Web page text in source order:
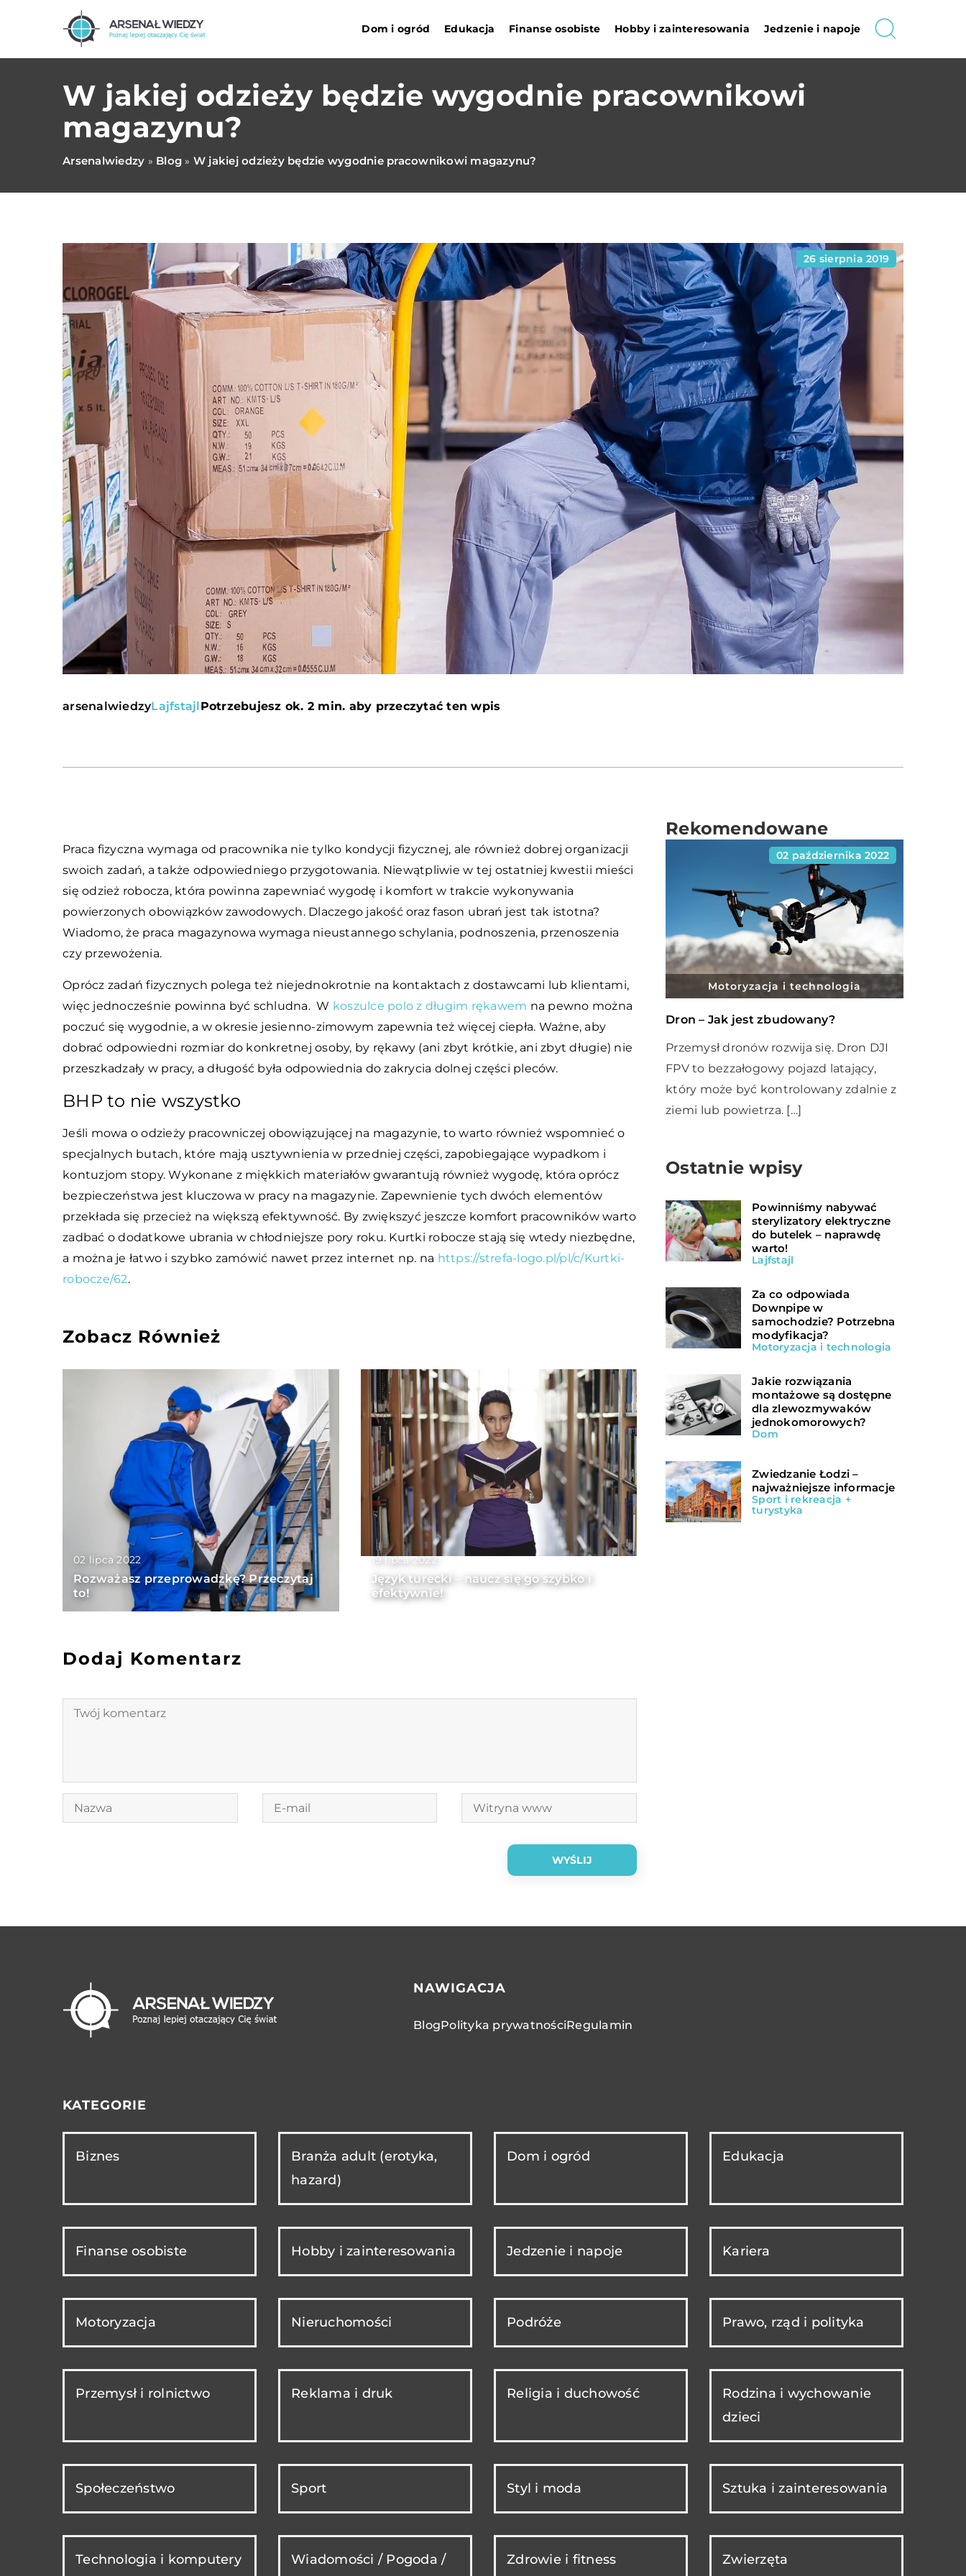
Dom i ogród Edukacja Finanse osobiste Hobby i zainteresowania Jedzenie i napoje
W jakiej odzieży będzie wygodnie pracownikowi
magazynu?
Arsenalwiedzy » Blog » W jakiej odzieży będzie wygodnie pracownikowi magazynu?
26 sierpnia 2019
arsenalwiedzyLajfstajlPotrzebujesz ok. 2 min. aby przeczytać ten wpis
Praca fizyczna wymaga od pracownika nie tylko kondycji fizycznej, ale również dobrej organizacji
swoich zadań, a także odpowiedniego przygotowania. Niewątpliwie w tej ostatniej kwestii mieści
się odzież robocza, która powinna zapewniać wygodę i komfort w trakcie wykonywania
powierzonych obowiązków zawodowych. Dlaczego jakość oraz fason ubrań jest tak istotna?
Wiadomo, że praca magazynowa wymaga nieustannego schylania, podnoszenia, przenoszenia
czy przewożenia.
Oprócz zadań fizycznych polega też niejednokrotnie na kontaktach z dostawcami lub klientami,
więc jednocześnie powinna być schludna. W koszulce polo z długim rękawem na pewno można
poczuć się wygodnie, a w okresie jesienno-zimowym zapewnia też więcej ciepła. Ważne, aby
dobrać odpowiedni rozmiar do konkretnej osoby, by rękawy (ani zbyt krótkie, ani zbyt długie) nie
przeszkadzały w pracy, a długość była odpowiednia do zakrycia dolnej części pleców.
BHP to nie wszystko
Jeśli mowa o odzieży pracowniczej obowiązującej na magazynie, to warto również wspomnieć o
specjalnych butach, które mają usztywnienia w przedniej części, zapobiegające wypadkom i
kontuzjom stopy. Wykonane z miękkich materiałów gwarantują również wygodę, która oprócz
bezpieczeństwa jest kluczowa w pracy na magazynie. Zapewnienie tych dwóch elementów
przekłada się przecież na większą efektywność. By zwiększyć jeszcze komfort pracowników warto
zadbać o dodatkowe ubrania w chłodniejsze pory roku. Kurtki robocze stają się wtedy niezbędne,
a można je łatwo i szybko zamówić nawet przez internet np. na https://strefa-logo.pl/pl/c/Kurtki-
robocze/62.
Zobacz Również
02 lipca 2022
Rozważasz przeprowadzkę? Przeczytaj
to!
19 lipca 2022
Język turecki – naucz się go szybko i
efektywnie!
Dodaj Komentarz
Rekomendowane
02 października 2022
Motoryzacja i technologia
Dron – Jak jest zbudowany?
Przemysł dronów rozwija się. Dron DJI
FPV to bezzałogowy pojazd latający,
który może być kontrolowany zdalnie z
ziemi lub powietrza. […]
Ostatnie wpisy
Powinniśmy nabywać
sterylizatory elektryczne
do butelek – naprawdę
warto!
Lajfstajl
Za co odpowiada
Downpipe w
samochodzie? Potrzebna
modyfikacja?
Motoryzacja i technologia
Jakie rozwiązania
montażowe są dostępne
dla zlewozmywaków
jednokomorowych?
Dom
Zwiedzanie Łodzi –
najważniejsze informacje
Sport i rekreacja +
turystyka
NAWIGACJA
BlogPolityka prywatnościRegulamin
KATEGORIE
Biznes
Branża adult (erotyka,
hazard)
Dom i ogród Edukacja
Finanse osobiste Hobby i zainteresowania Jedzenie i napoje Kariera
Motoryzacja Nieruchomości Podróże Prawo, rząd i polityka
Przemysł i rolnictwo Reklama i druk Religia i duchowość
Rodzina i wychowanie
dzieci
Społeczeństwo Sport Styl i moda Sztuka i zainteresowania
Technologia i komputery
Wiadomości / Pogoda /
Zdrowie i fitness Zwierzęta